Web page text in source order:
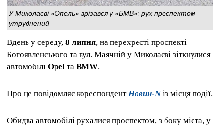
У Миколаєві «Опель» врізався у «БМВ»: рух проспектом
утруднений
Вдень у середу, 8 липня, на перехресті проспекті
Богоявленського та вул. Маячній у Миколаєві зіткнулися
автомобілі Opel та BMW.
Про це повідомляє кореспондент Новин-Nіз місця події.
Обидва автомобілі рухалися проспектом, з боку міста, у